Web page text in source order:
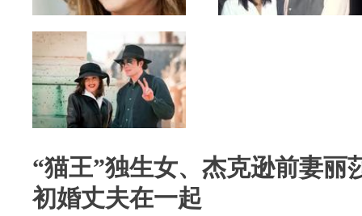
“猫王”独生女、杰克逊前妻丽
初婚丈夫在一起